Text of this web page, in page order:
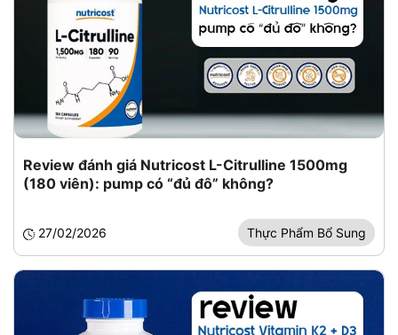
Review đánh giá Nutricost L-Citrulline 1500mg
(180 viên): pump có “đủ đô” không?
27/02/2026 Thực Phẩm Bổ Sung